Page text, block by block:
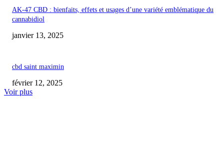
AK-47 CBD : bienfaits, effets et usages d’une variété emblématique du
cannabidiol
janvier 13, 2025
cbd saint maximin
février 12, 2025
Voir plus